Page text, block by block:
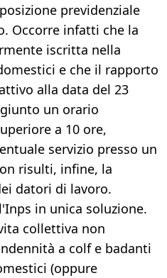
previdenziale
Occorre infatti che la
iscritta nella
e che il rapporto
alla data del 23
un orario
a 10 ore,
servizio presso un
risulti, infine, la
datori di lavoro.
in unica soluzione.
collettiva non
a colf e badanti
(oppure